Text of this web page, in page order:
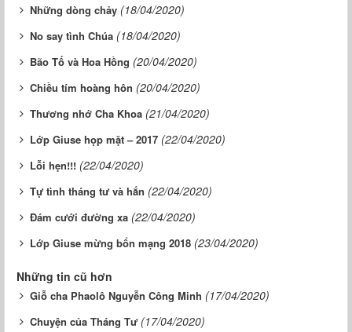
Những dòng chảy (18/04/2020)
No say tình Chúa (18/04/2020)
Bão Tố và Hoa Hồng (20/04/2020)
Chiều tím hoàng hôn (20/04/2020)
Thương nhớ Cha Khoa (21/04/2020)
Lớp Giuse họp mặt – 2017 (22/04/2020)
Lỗi hẹn!!! (22/04/2020)
Tự tình tháng tư và hắn (22/04/2020)
Đám cưới đường xa (22/04/2020)
Lớp Giuse mừng bổn mạng 2018 (23/04/2020)
Những tin cũ hơn
Giỗ cha Phaolô Nguyễn Công Minh (17/04/2020)
Chuyện của Tháng Tư (17/04/2020)